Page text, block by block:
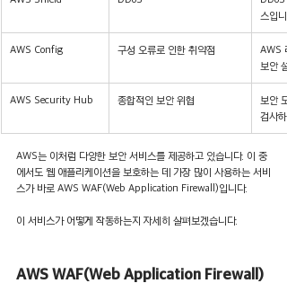
스입니
AWS Config 구성 오류로 인한 취약점
AWS
보안
AWS Security Hub 종합적인 보안 위협
보안
검사
AWS는 이처럼 다양한 보안 서비스를 제공하고 있습니다. 이 중
에서도 웹 애플리케이션을 보호하는 데 가장 많이 사용하는 서비
스가 바로 AWS WAF(Web Application Firewall)입니다.
이 서비스가 어떻게 작동하는지 자세히 살펴보겠습니다.
AWS WAF(Web Application Firewall)